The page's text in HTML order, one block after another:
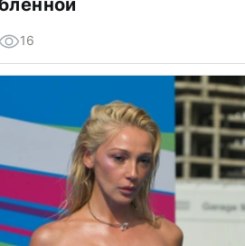
16